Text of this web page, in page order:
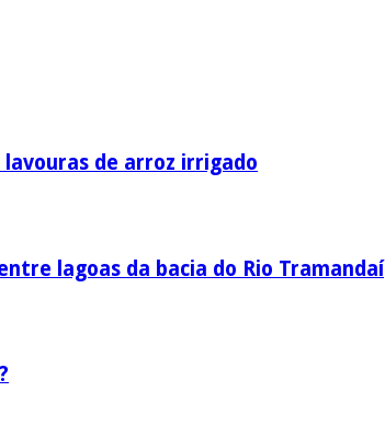
de arroz irrigado
lagoas da bacia do Rio Tramandaí